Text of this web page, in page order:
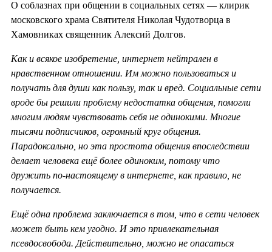
О соблазнах при общении в социальных сетях — клирик
московского храма Святителя Николая Чудотворца в
Хамовниках священник Алексий Долгов.
Как и всякое изобретение, интернет нейтрален в
нравственном отношении. Им можно пользоваться и
получать для души как пользу, так и вред. Социальные сети
вроде бы решили проблему недостатка общения, помогли
многим людям чувствовать себя не одинокими. Многие
тысячи подписчиков, огромный круг общения.
Парадоксально, но эта простота общения впоследствии
делает человека ещё более одиноким, потому что
дружить по-настоящему в интернете, как правило, не
получается.
Ещё одна проблема заключается в том, что в сети человек
может быть кем угодно. И это привлекательная
псевдосвобода. Действительно, можно не опасаться